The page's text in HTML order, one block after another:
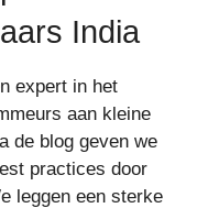
India
expert in het
aan kleine
de blog geven we
practices door
leggen een sterke